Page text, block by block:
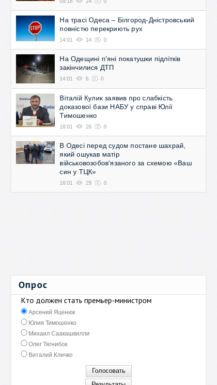
На трасі Одеса – Білгород-Дністровський
повністю перекриють рух
14:01 14 0
На Одещині п'яні покатушки підлітків
закінчилися ДТП
14:01 6 0
Віталій Кулик заявив про слабкість
доказової бази НАБУ у справі Юлії
Тимошенко
18:01 26 0
В Одесі перед судом постане шахрай,
який ошукав матір
військовозобов'язаного за схемою «Ваш
син у ТЦК»
18:01 29 0
Опрос
Кто должен стать премьер-министром
Арсений Яценюк
Юлия Тимошенко
Михаил Саакашвилли
Олег Тягнибок
Виталий Кличко